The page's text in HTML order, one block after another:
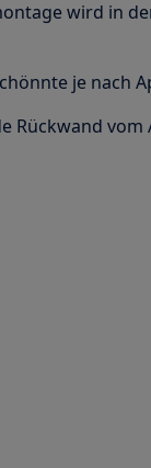
wird in
je nach
Rückwand vom